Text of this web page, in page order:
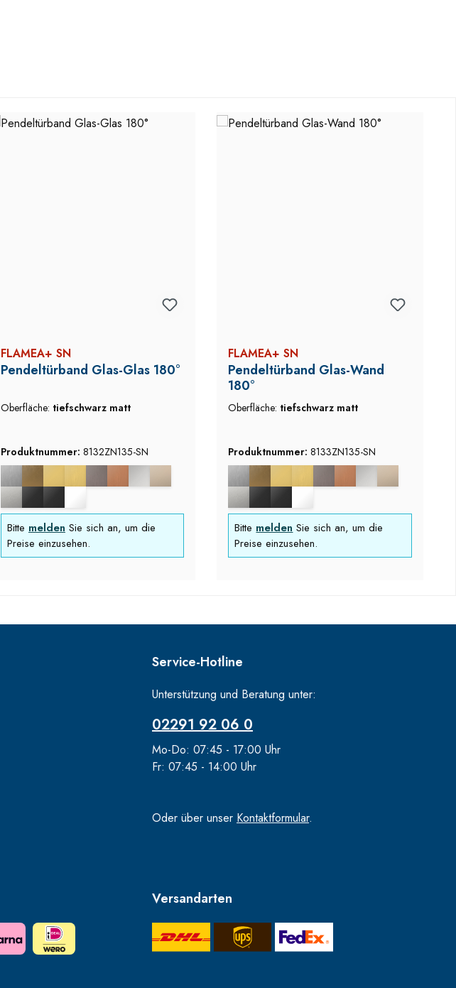
FLAMEA+ SN
Pendeltürband Glas-Glas 180°
Oberfläche: tiefschwarz matt
Produktnummer: 8132ZN135-SN
Bitte melden Sie sich an, um die
Preise einzusehen.
FLAMEA+ SN
Pendeltürband Glas-Wand
180°
Oberfläche:tiefschwarz matt
Produktnummer:8133ZN135-SN
Bitte melden Sie sich an, um die
Preise einzusehen.
Service-Hotline
Unterstützung und Beratung unter:
02291 92 06 0
Mo-Do: 07:45 - 17:00 Uhr
Fr: 07:45 - 14:00 Uhr
Oder über unser Kontaktformular.
Versandarten